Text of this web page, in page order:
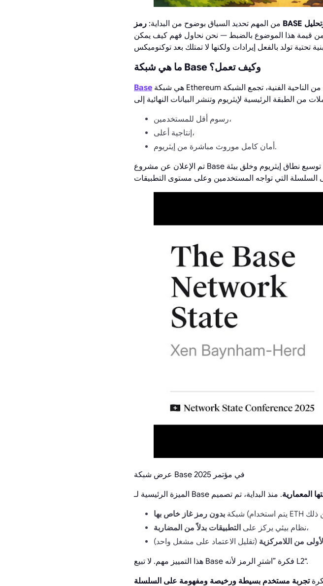
من المهم تحديد السياق بوضوح من البداية:
قيمة هذا الموضوع بالضبط — نحن نحاول فهم كيف يمكن
ما هي شبكة Base وكيف تعمل؟
Base
من الناحية الفنية، تجمع الشبكة
رسوم أقل للمستخدمين،
إنتاجية أعلى،
أمان كامل موروث مباشرة من إيثريوم.
تم الإعلان عن مشروع Base في أوائل عام 2023 كشبكة مستقلة من الطبقة الثانية تركز على توسيع نطاق إيثريوم وخلق بيئة
عرض شبكة Base في مؤتمر 2025
المعمارية
شبكة بدون رمز غاز خاص بها
نظام بيئي يركز على التطبيقات بدلاً من المضاربة
،
من اللامركزية
هذا التمييز مهم. لا تبيع Base فكرة ”اشترِ الرمز لأنه L2“.
تجربة مستخدم بسيطة ورخيصة ومفهومة على السلسلة